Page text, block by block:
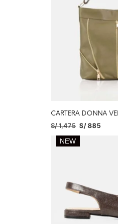
CARTERA DONNA
S/1,475 S/885
SELECCIONAR
NEW